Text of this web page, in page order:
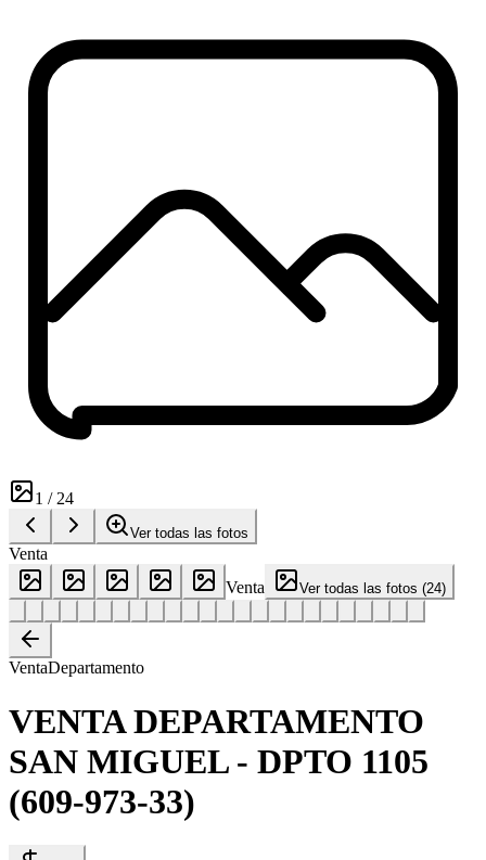
1 /24
Ver todas las fotos
Venta
Venta
Ver todas las fotos (24)
VentaDepartamento
VENTA DEPARTAMENTO
SAN MIGUEL - DPTO 1105
(609-973-33)